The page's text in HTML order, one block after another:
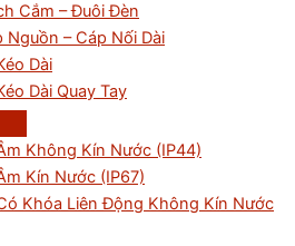
Cắm – Đuôi Đèn
Nguồn – Cáp Nối Dài
Dài
Dài Quay Tay
Không Kín Nước (IP44)
Kín Nước (IP67)
Khóa Liên Động Không Kín Nước